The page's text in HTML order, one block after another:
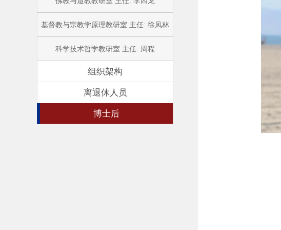
基督教与宗教学原理教研室 主任: 徐凤林
科学技术哲学教研室 主任: 周程
组织架构
离退休人员
博士后